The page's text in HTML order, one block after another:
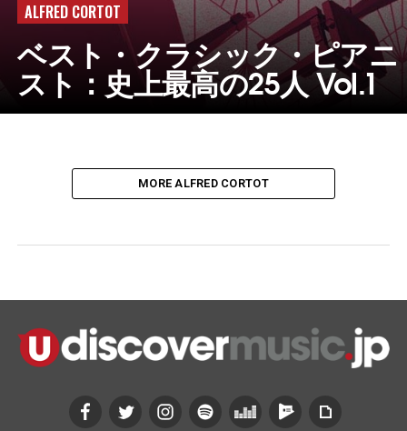
ALFRED CORTOT
ベスト・クラシック・ピアニ
スト：史上最高の25人 Vol.1
MORE ALFRED CORTOT